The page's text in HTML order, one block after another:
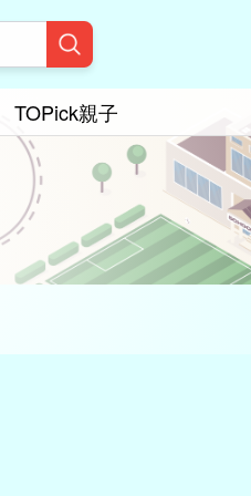
TOPick親子